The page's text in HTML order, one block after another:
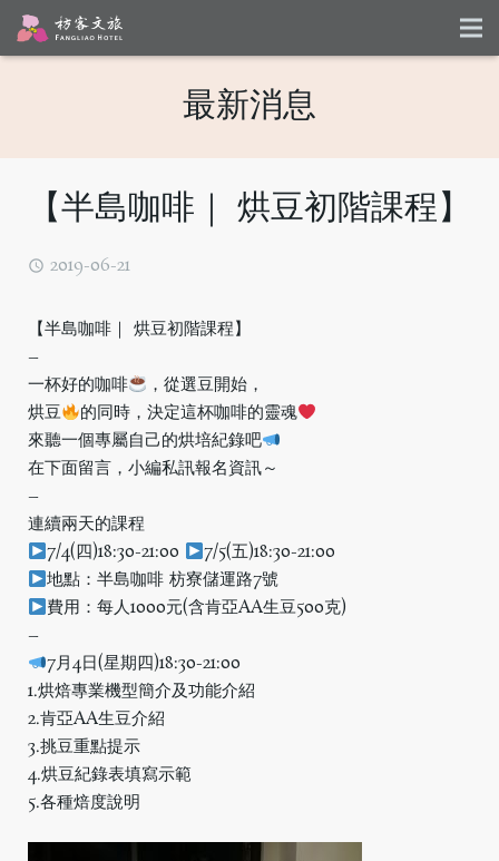
最新消息
【半島咖啡｜ 烘豆初階課程】
2019-06-21
【半島咖啡｜ 烘豆初階課程】
–
一杯好的咖啡
，從選豆開始，
烘豆
的同時，決定這杯咖啡的靈魂
來聽一個專屬自己的烘培紀錄吧
在下面留言，小編私訊報名資訊～
–
連續兩天的課程
7/4(四)18:30-21:00
7/5(五)18:30-21:00
地點：半島咖啡 枋寮儲運路7號
費用：每人1000元(含肯亞AA生豆500克)
–
7月4日(星期四)18:30-21:00
1.烘焙專業機型簡介及功能介紹
2.肯亞AA生豆介紹
3.挑豆重點提示
4.烘豆紀錄表填寫示範
5.各種焙度說明